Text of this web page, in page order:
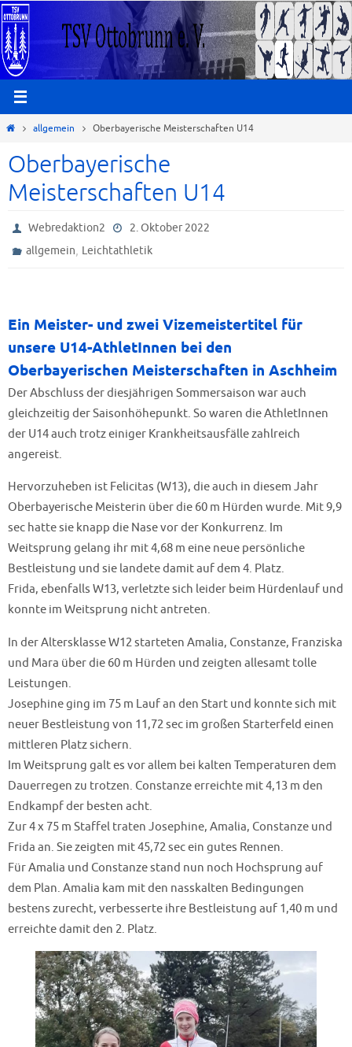
Zum
Inhalt
springen
Startallgemein Oberbayerische Meisterschaften U14
Oberbayerische
Meisterschaften U14
Webredaktion2
2. Oktober 2022
allgemein, Leichtathletik
Ein Meister- und zwei Vizemeistertitel für
unsere U14-AthletInnen bei den
Oberbayerischen Meisterschaften in Aschheim
Der Abschluss der diesjährigen Sommersaison war auch
gleichzeitig der Saisonhöhepunkt. So waren die AthletInnen
der U14 auch trotz einiger Krankheitsausfälle zahlreich
angereist.
Hervorzuheben ist Felicitas (W13), die auch in diesem Jahr
Oberbayerische Meisterin über die 60 m Hürden wurde. Mit 9,9
sec hatte sie knapp die Nase vor der Konkurrenz. Im
Weitsprung gelang ihr mit 4,68 m eine neue persönliche
Bestleistung und sie landete damit auf dem 4. Platz.
Frida, ebenfalls W13, verletzte sich leider beim Hürdenlauf und
konnte im Weitsprung nicht antreten.
In der Altersklasse W12 starteten Amalia, Constanze, Franziska
und Mara über die 60 m Hürden und zeigten allesamt tolle
Leistungen.
Josephine ging im 75 m Lauf an den Start und konnte sich mit
neuer Bestleistung von 11,72 sec im großen Starterfeld einen
mittleren Platz sichern.
Im Weitsprung galt es vor allem bei kalten Temperaturen dem
Dauerregen zu trotzen. Constanze erreichte mit 4,13 m den
Endkampf der besten acht.
Zur 4 x 75 m Staffel traten Josephine, Amalia, Constanze und
Frida an. Sie zeigten mit 45,72 sec ein gutes Rennen.
Für Amalia und Constanze stand nun noch Hochsprung auf
dem Plan. Amalia kam mit den nasskalten Bedingungen
bestens zurecht, verbesserte ihre Bestleistung auf 1,40 m und
erreichte damit den 2. Platz.